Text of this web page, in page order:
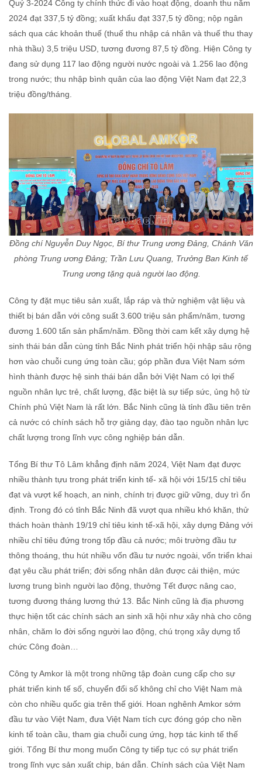
Quý 3-2024 Công ty chính thức đi vào hoạt động, doanh thu năm
2024 đạt 337,5 tỷ đồng; xuất khẩu đạt 337,5 tỷ đồng; nộp ngân
sách qua các khoản thuế (thuế thu nhập cá nhân và thuế thu thay
nhà thầu) 3,5 triệu USD, tương đương 87,5 tỷ đồng. Hiện Công ty
đang sử dụng 117 lao động người nước ngoài và 1.256 lao động
trong nước; thu nhập bình quân của lao động Việt Nam đạt 22,3
triệu đồng/tháng.
Đồng chí Nguyễn Duy Ngọc, Bí thư Trung ương Đảng, Chánh Văn
phòng Trung ương Đảng; Trần Lưu Quang, Trưởng Ban Kinh tế
Trung ương tặng quà người lao động.
Công ty đặt mục tiêu sản xuất, lắp ráp và thử nghiệm vật liệu và
thiết bị bán dẫn với công suất 3.600 triệu sản phẩm/năm, tương
đương 1.600 tấn sản phẩm/năm. Đồng thời cam kết xây dựng hệ
sinh thái bán dẫn cùng tỉnh Bắc Ninh phát triển hội nhập sâu rộng
hơn vào chuỗi cung ứng toàn cầu; góp phần đưa Việt Nam sớm
hình thành được hệ sinh thái bán dẫn bởi Việt Nam có lợi thế
nguồn nhân lực trẻ, chất lượng, đặc biệt là sự tiếp sức, ủng hộ từ
Chính phủ Việt Nam là rất lớn. Bắc Ninh cũng là tỉnh đầu tiên trên
cả nước có chính sách hỗ trợ giảng dạy, đào tạo nguồn nhân lực
chất lượng trong lĩnh vực công nghiệp bán dẫn.
Tổng Bí thư Tô Lâm khẳng định năm 2024, Việt Nam đạt được
nhiều thành tựu trong phát triển kinh tế- xã hội với 15/15 chỉ tiêu
đạt và vượt kế hoạch, an ninh, chính trị được giữ vững, duy trì ổn
định. Trong đó có tỉnh Bắc Ninh đã vượt qua nhiều khó khăn, thử
thách hoàn thành 19/19 chỉ tiêu kinh tế-xã hội, xây dựng Đảng với
nhiều chỉ tiêu đứng trong tốp đầu cả nước; môi trường đầu tư
thông thoáng, thu hút nhiều vốn đầu tư nước ngoài, vốn triển khai
đạt yêu cầu phát triển; đời sống nhân dân được cải thiện, mức
lương trung bình người lao động, thưởng Tết được nâng cao,
tương đương tháng lương thứ 13. Bắc Ninh cũng là địa phương
thực hiện tốt các chính sách an sinh xã hội như xây nhà cho công
nhân, chăm lo đời sống người lao động, chú trọng xây dựng tổ
chức Công đoàn…
Công ty Amkor là một trong những tập đoàn cung cấp cho sự
phát triển kinh tế số, chuyển đổi số không chỉ cho Việt Nam mà
còn cho nhiều quốc gia trên thế giới. Hoan nghênh Amkor sớm
đầu tư vào Việt Nam, đưa Việt Nam tích cực đóng góp cho nền
kinh tế toàn cầu, tham gia chuỗi cung ứng, hợp tác kinh tế thế
giới. Tổng Bí thư mong muốn Công ty tiếp tục có sự phát triển
trong lĩnh vực sản xuất chip, bán dẫn. Chính sách của Việt Nam